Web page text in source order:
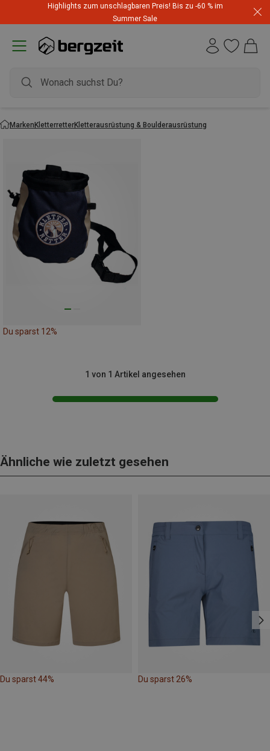
Highlights zum unschlagbaren Preis! Bis zu -60 % im
Summer Sale
MarkenKletterretterKletterausrüstung & Boulderausrüstung
Du sparst 12%
1 von 1 Artikel angesehen
Ähnliche wie zuletzt gesehen
Du sparst 44% Du sparst 26%